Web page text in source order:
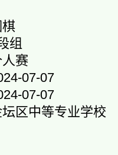
棋
组
赛
07-07
07-07
区中等专业学校